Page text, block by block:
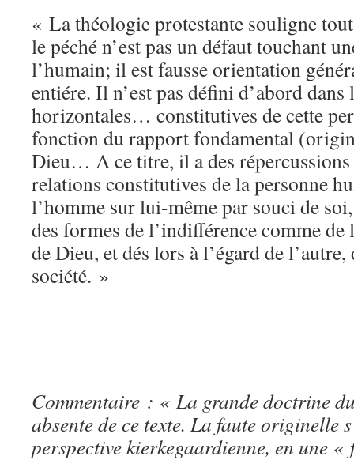
« La théologie protestante souligne
le péché n’est pas un défaut touchant
l’humain; il est fausse orientation
entiére. Il n’est pas défini d’abord dans
horizontales… constitutives de cette
fonction du rapport fondamental
Dieu… A ce titre, il a des répercussions
relations constitutives de la personne
l’homme sur lui-même par souci de
des formes de l’indifférence comme de
de Dieu, et dés lors à l’égard de
société. »
Commentaire : « La grande doctrine
absente de ce texte. La faute originelle
perspective kierkegaardienne, en une